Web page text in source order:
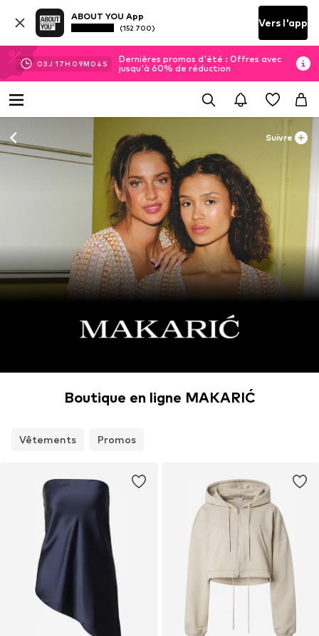
ABOUT YOU App
(152 700) Vers l'app
03J 17H 09M 02 S
Dernières promos d'été : Offres avec
jusqu'à 60% de réduction
Suivre
Boutique en ligne MAKARIĆ
Vêtements Promos